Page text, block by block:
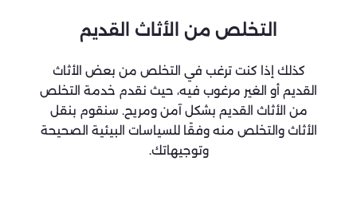
التخلص من الأثاث القديم
كذلك إذا كنت ترغب في التخلص من بعض الأثاث
القديم أو الغير مرغوب فيه، حيث نقدم خدمة التخلص
من الأثاث القديم بشكل آمن ومريح. سنقوم بنقل
الأثاث والتخلص منه وفقًا للسياسات البيئية الصحيحة
وتوجيهاتك.